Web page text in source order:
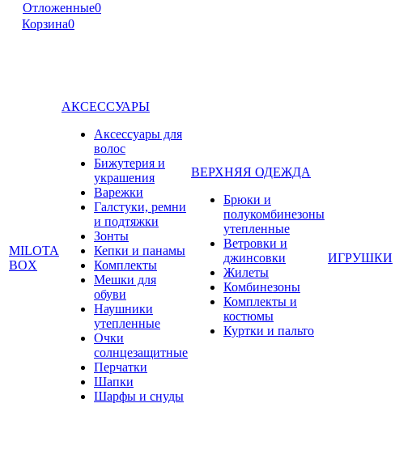
Отложенные0
Корзина0
MILOTA
BOX
АКСЕССУАРЫ
Аксессуары для
волос
Бижутерия и
украшения
Варежки
Галстуки, ремни
и подтяжки
Зонты
Кепки и панамы
Комплекты
Мешки для
обуви
Наушники
утепленные
Очки
солнцезащитные
Перчатки
Шапки
Шарфы и снуды
ВЕРХНЯЯ ОДЕЖДА
Брюки и
полукомбинезоны
утепленные
Ветровки и
джинсовки
Жилеты
Комбинезоны
Комплекты и
костюмы
Куртки и пальто
ИГРУШКИ